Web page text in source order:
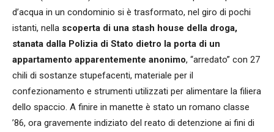
d’acqua in un condominio si è trasformato, nel giro di pochi
istanti, nella scoperta di una stash house della droga,
stanata dalla Polizia di Stato dietro la porta di un
appartamento apparentemente anonimo, “arredato” con 27
chili di sostanze stupefacenti, materiale per il
confezionamento e strumenti utilizzati per alimentare la filiera
dello spaccio. A finire in manette è stato un romano classe
’86, ora gravemente indiziato del reato di detenzione ai fini di